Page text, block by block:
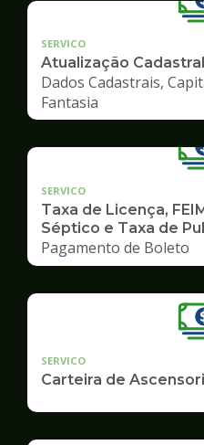
SERVICO
Atualização
Dados Cadastrais,
Fantasia
SERVICO
Taxa de Licença,
Séptico e Taxa de
Pagamento de Boleto
SERVICO
Carteira de